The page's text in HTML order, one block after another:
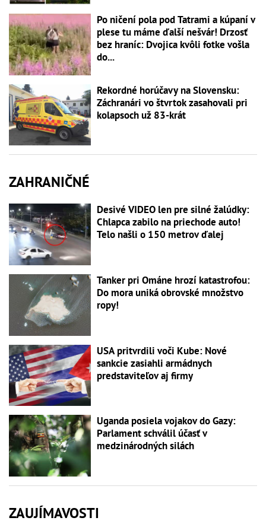
Po ničení pola pod Tatrami a kúpaní v
plese tu máme ďalší nešvár! Drzosť
bez hraníc: Dvojica kvôli fotke vošla
do...
Rekordné horúčavy na Slovensku:
Záchranári vo štvrtok zasahovali pri
kolapsoch už 83-krát
ZAHRANIČNÉ
Desivé VIDEO len pre silné žalúdky:
Chlapca zabilo na priechode auto!
Telo našli o 150 metrov ďalej
Tanker pri Ománe hrozí katastrofou:
Do mora uniká obrovské množstvo
ropy!
USA pritvrdili voči Kube: Nové
sankcie zasiahli armádnych
predstaviteľov aj firmy
Uganda posiela vojakov do Gazy:
Parlament schválil účasť v
medzinárodných silách
ZAUJÍMAVOSTI